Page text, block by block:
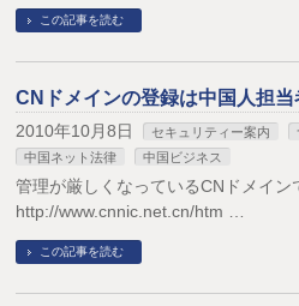
この記事を読む
CNドメインの登録は中国人担
2010年10月8日 セキュリティー案内
中国ネット法律
中国ビジネス
管理が厳しくなっているCNドメイン
http://www.cnnic.net.cn/htm …
この記事を読む